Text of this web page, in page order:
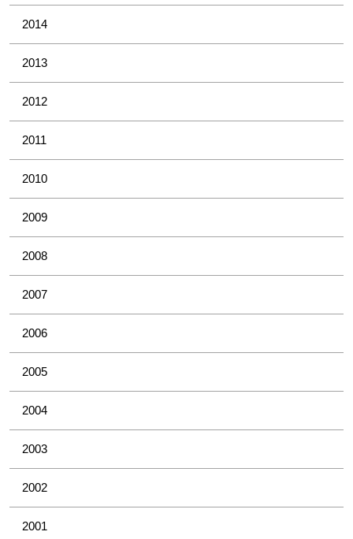
2014
2013
2012
2011
2010
2009
2008
2007
2006
2005
2004
2003
2002
2001